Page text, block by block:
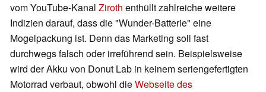
vom YouTube-Kanal Ziroth enthüllt zahlreiche weitere
Indizien darauf, dass die "Wunder-Batterie" eine
Mogelpackung ist. Denn das Marketing soll fast
durchwegs falsch oder irreführend sein. Beispielsweise
wird der Akku von Donut Lab in keinem seriengefertigten
Motorrad verbaut, obwohl dieWebseite des